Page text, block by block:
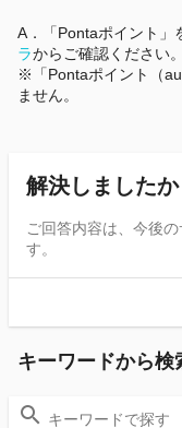
A．「Pontaポイント」
ラからご確認ください。
※「Pontaポイント（
ません。
解決しましたか
ご回答内容は、今後
す。
キーワードから検